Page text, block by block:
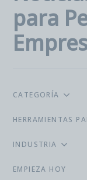
para
CATEGORÍA
HERRAMIENTAS
INDUSTRIA
EMPIEZA HOY